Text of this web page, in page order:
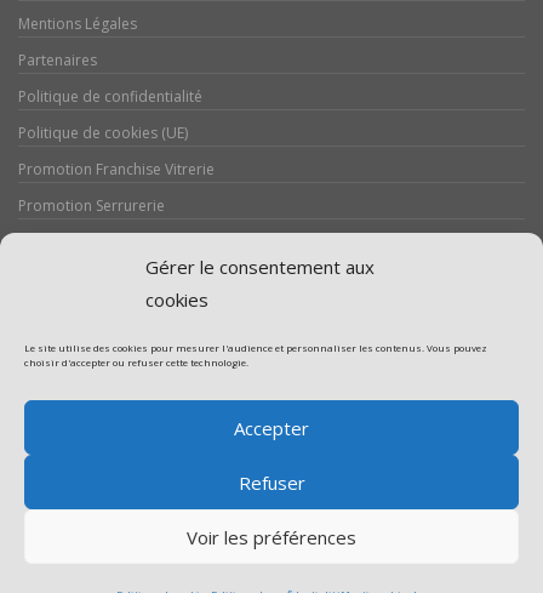
Gérer le consentement aux
cookies
Le site utilise des cookies pour mesurer l'audience et personnaliser les contenus. Vous pouvez
choisir d'accepter ou refuser cette technologie.
Accepter
Refuser
Voir les préférences
Mentions Légales
Partenaires
Politique de confidentialité
Politique de cookies (UE)
Promotion Franchise Vitrerie
Promotion Serrurerie